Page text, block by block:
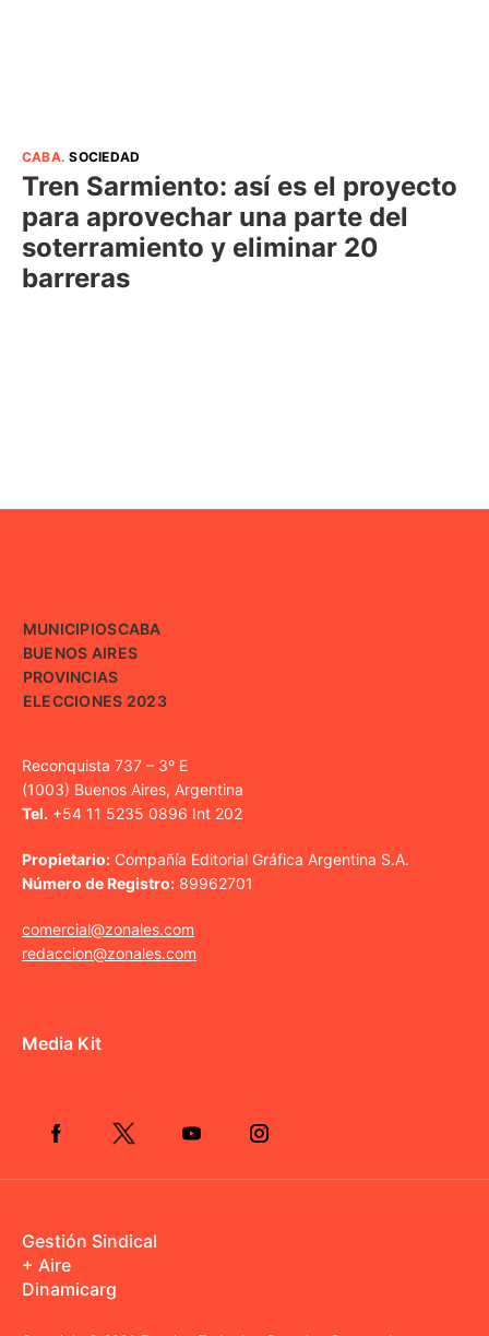
CABA.SOCIEDAD
Tren Sarmiento: así es el proyecto
para aprovechar una parte del
soterramiento y eliminar 20
barreras
MUNICIPIOSCABA
BUENOS AIRES
PROVINCIAS
ELECCIONES 2023
Reconquista 737 – 3º E
(1003) Buenos Aires, Argentina
Tel. +54 11 5235 0896 Int 202
Propietario: Compañía Editorial Gráfica Argentina S.A.
Número de Registro: 89962701
comercial@zonales.com
redaccion@zonales.com
Media Kit
Gestión Sindical
+ Aire
Dinamicarg